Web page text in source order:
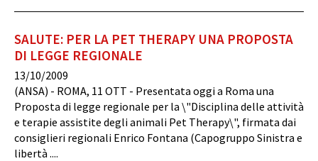
SALUTE: PER LA PET THERAPY UNA PROPOSTA
DI LEGGE REGIONALE
13/10/2009
(ANSA) - ROMA, 11 OTT - Presentata oggi a Roma una
Proposta di legge regionale per la \"Disciplina delle attività
e terapie assistite degli animali Pet Therapy\", firmata dai
consiglieri regionali Enrico Fontana (Capogruppo Sinistra e
libertà ....